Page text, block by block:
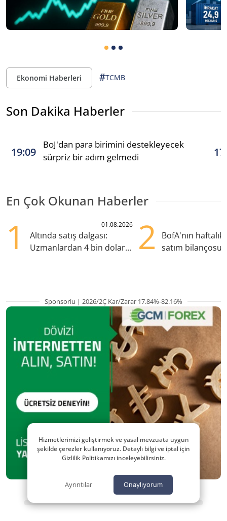
Ekonomi Haberleri #TCMB
Son Dakika Haberler
19:09
BoJ'dan para birimini destekleyecek
sürpriz bir adım gelmedi
En Çok Okunan Haberler
1 01.08.2026
Altında satış dalgası:
Uzmanlardan 4 bin dolar
2
BofA'nın haftalık
satım bilançosu:
Sponsorlu | 2026/2Ç Kar/Zarar 17.84%-82.16%
Hizmetlerimizi geliştirmek ve yasal mevzuata uygun
şekilde çerezler kullanıyoruz. Detaylı bilgi ve iptal için
Gizlilik Politikamızı inceleyebilirsiniz.
Ayrıntılar Onaylıyorum